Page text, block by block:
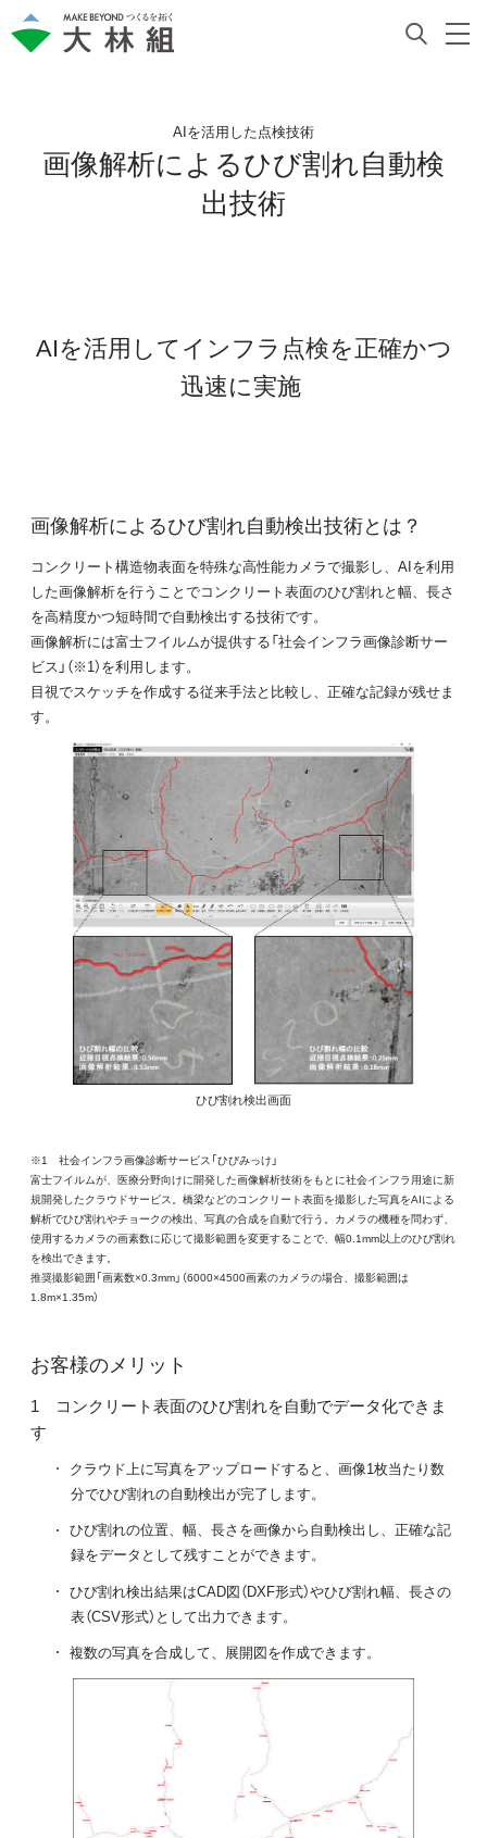
AIを活用した点検技術
画像解析によるひび割れ自動検
出技術
AIを活用してインフラ点検を正確かつ
迅速に実施
画像解析によるひび割れ自動検出技術とは？
コンクリート構造物表面を特殊な高性能カメラで撮影し、AIを利用
した画像解析を行うことでコンクリート表面のひび割れと幅、長さ
を高精度かつ短時間で自動検出する技術です。
画像解析には富士フイルムが提供する「社会インフラ画像診断サー
ビス」（※1）を利用します。
目視でスケッチを作成する従来手法と比較し、正確な記録が残せま
す。
ひび割れ検出画面
※1 社会インフラ画像診断サービス「ひびみっけ」
富士フイルムが、医療分野向けに開発した画像解析技術をもとに社会インフラ用途に新
規開発したクラウドサービス。橋梁などのコンクリート表面を撮影した写真をAIによる
解析でひび割れやチョークの検出、写真の合成を自動で行う。カメラの機種を問わず、
使用するカメラの画素数に応じて撮影範囲を変更することで、幅0.1mm以上のひび割れ
を検出できます。
推奨撮影範囲「画素数×0.3mm」（6000×4500画素のカメラの場合、撮影範囲は
1.8m×1.35m）
お客様のメリット
コンクリート表面のひび割れを自動でデータ化できま
す
クラウド上に写真をアップロードすると、画像1枚当たり数
分でひび割れの自動検出が完了します。
ひび割れの位置、幅、長さを画像から自動検出し、正確な記
録をデータとして残すことができます。
ひび割れ検出結果はCAD図（DXF形式）やひび割れ幅、長さの
表（CSV形式）として出力できます。
複数の写真を合成して、展開図を作成できます。